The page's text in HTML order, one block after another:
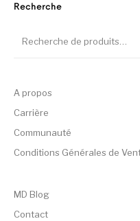
Recherche
A propos
Carrière
Communauté
Conditions Générales de
MD Blog
Contact